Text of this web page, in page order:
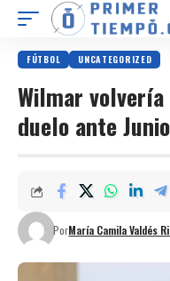
FÚTBOL UNCATEGORIZED
Wilmar
duelo ante
PorMaría Camila Valdés